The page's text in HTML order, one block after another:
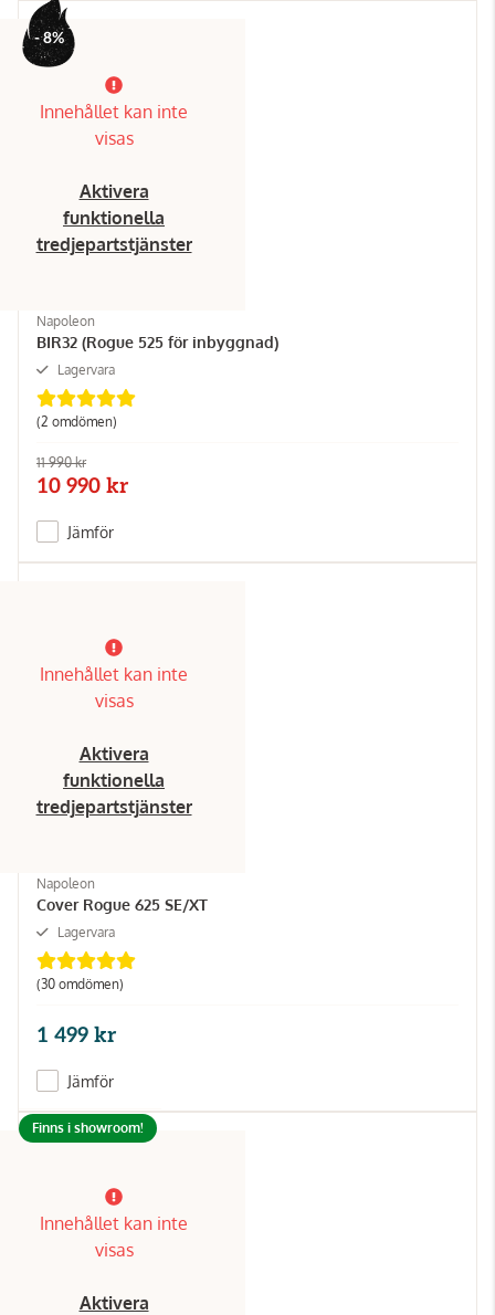
- 8%
Innehållet kan inte
visas
Aktivera
funktionella
tredjepartstjänster
Napoleon
BIR32 (Rogue 525 för inbyggnad)
Lagervara
(2 omdömen)
11 990 kr
10 990 kr
Jämför
Innehållet kan inte
visas
Aktivera
funktionella
tredjepartstjänster
Napoleon
Cover Rogue 625 SE/XT
Lagervara
(30 omdömen)
1 499 kr
Jämför
Innehållet kan inte
visas
Aktivera
Finns i showroom!